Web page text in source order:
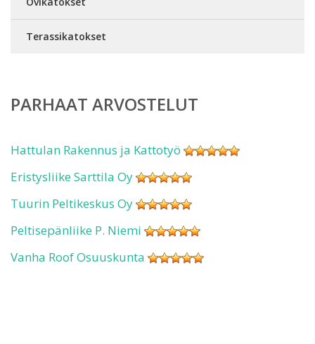
Terassikatokset
PARHAAT ARVOSTELUT
Hattulan Rakennus ja Kattotyö
Eristysliike Sarttila Oy
Tuurin Peltikeskus Oy
Peltisepänliike P. Niemi
Vanha Roof Osuuskunta